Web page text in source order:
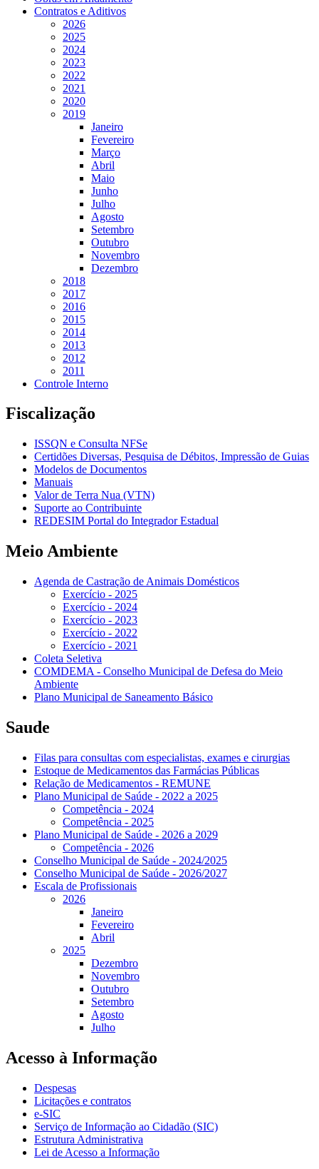
Contratos e Aditivos
2026
2025
2024
2023
2022
2021
2020
2019
Janeiro
Fevereiro
Março
Abril
Maio
Junho
Julho
Agosto
Setembro
Outubro
Novembro
Dezembro
2018
2017
2016
2015
2014
2013
2012
2011
Controle Interno
Fiscalização
ISSQN e Consulta NFSe
Certidões Diversas, Pesquisa de Débitos, Impressão de Guias
Modelos de Documentos
Manuais
Valor de Terra Nua (VTN)
Suporte ao Contribuinte
REDESIM Portal do Integrador Estadual
Meio Ambiente
Agenda de Castração de Animais Domésticos
Exercício - 2025
Exercício - 2024
Exercício - 2023
Exercício - 2022
Exercício - 2021
Coleta Seletiva
COMDEMA - Conselho Municipal de Defesa do Meio
Ambiente
Plano Municipal de Saneamento Básico
Saude
Filas para consultas com especialistas, exames e cirurgias
Estoque de Medicamentos das Farmácias Públicas
Relação de Medicamentos - REMUNE
Plano Municipal de Saúde - 2022 a 2025
Competência - 2024
Competência - 2025
Plano Municipal de Saúde - 2026 a 2029
Competência - 2026
Conselho Municipal de Saúde - 2024/2025
Conselho Municipal de Saúde - 2026/2027
Escala de Profissionais
2026
Janeiro
Fevereiro
Abril
2025
Dezembro
Novembro
Outubro
Setembro
Agosto
Julho
Acesso à Informação
Despesas
Licitações e contratos
e-SIC
Serviço de Informação ao Cidadão (SIC)
Estrutura Administrativa
Lei de Acesso a Informação